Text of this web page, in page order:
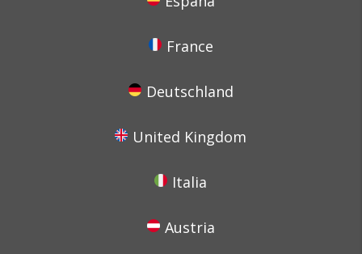
France
Deutschland
United Kingdom
Italia
Austria